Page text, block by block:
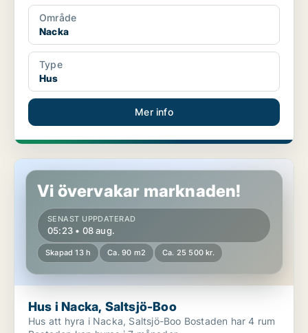
Område
Nacka
Type
Hus
Mer info
Hus i Nacka, Saltsjö-Boo
Vi övervakar marknaden!
SENAST UPPDATERAD
05:23 • 08 aug.
Skapad 13 h Ca. 90 m2 Ca. 25 500 kr.
Hus i Nacka, Saltsjö-Boo
Hus att hyra i Nacka, Saltsjö-Boo Bostaden har 4 rum